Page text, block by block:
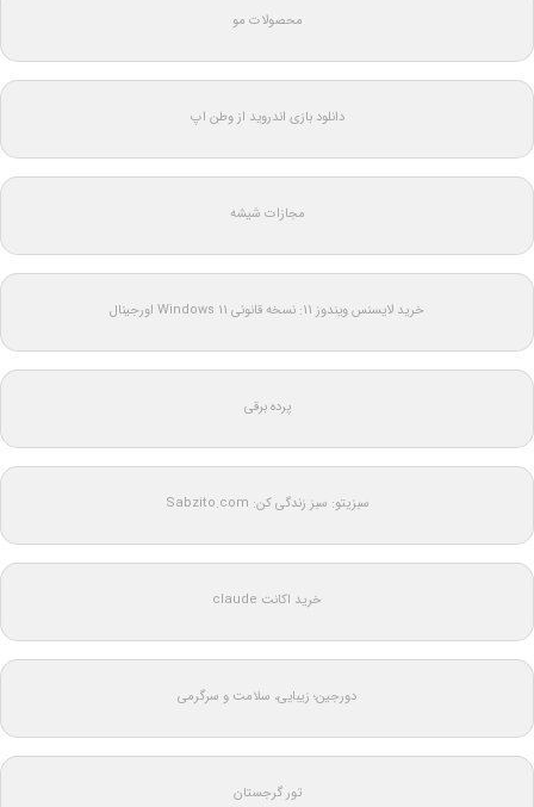
محصولات مو
دانلود بازی اندروید از وطن اپ
مجازات شیشه
خرید لایسنس ویندوز 11: نسخه قانونی Windows 11 اورجینال
پرده برقی
سبزیتو: سبز زندگی کن: Sabzito.com
خرید اکانت claude
دورجین؛ زیبایی، سلامت و سرگرمی
تور گرجستان